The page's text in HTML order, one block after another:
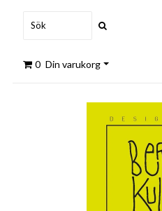
0 Din varukorg